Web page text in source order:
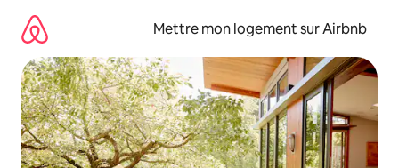
directement
contenu
Mettre mon logement sur Airbnb